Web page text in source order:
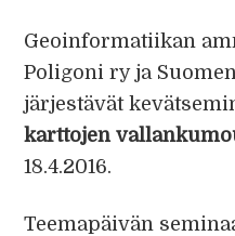
Geoinformatiikan
Poligoni ry ja
järjestävät
karttojen
18.4.2016.
Teemapäivän